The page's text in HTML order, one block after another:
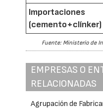
Importaciones
(cemento+clínker)
Fuente: Ministerio de
EMPRESAS O
RELACIONADAS
Agrupación de